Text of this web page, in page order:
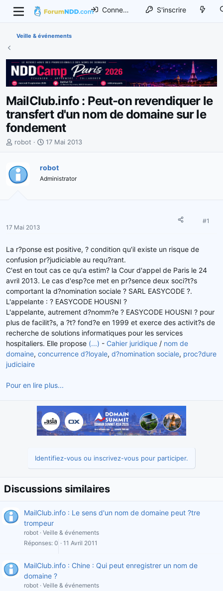
Connexion S'inscrire
Veille & événements
MailClub.info : Peut-on revendiquer le
transfert d'un nom de domaine sur le
fondement
I
t
i
r
e
l
a
d
i
s
c
u
s
s
o
robot
D
e
d
17 Mai 2013
robot
Administrator
17 Mai 2013
#1
La r?ponse est positive, ? condition qu'il existe un risque de
confusion pr?judiciable au requ?rant.
C'est en tout cas ce qu'a estim? la Cour d'appel de Paris le 24
avril 2013. Le cas d'esp?ce met en pr?sence deux soci?t?s
comportant la d?nomination sociale ? SARL EASYCODE ?.
L'appelante : ? EASYCODE HOUSNI ?
L'appelante, autrement d?nomm?e ? EASYCODE HOUSNI ? pour
plus de facilit?s, a ?t? fond?e en 1999 et exerce des activit?s de
recherche de solutions informatiques pour les services
hospitaliers. Elle propose (...) - Cahier juridique / nom de
domaine, concurrence d?loyale, d?nomination sociale, proc?dure
judiciaire
Pour en lire plus...
Identifiez-vous ou inscrivez-vous pour participer.
Discussions similaires
MailClub.info : Le sens d'un nom de domaine peut ?tre
trompeur
robot Veille & événements
Réponses 0 11 Avril 2011
MailClub.info : Chine : Qui peut enregistrer un nom de
domaine ?
robot Veille & événements